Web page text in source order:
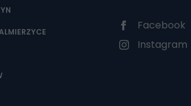
Facebook
Instagram